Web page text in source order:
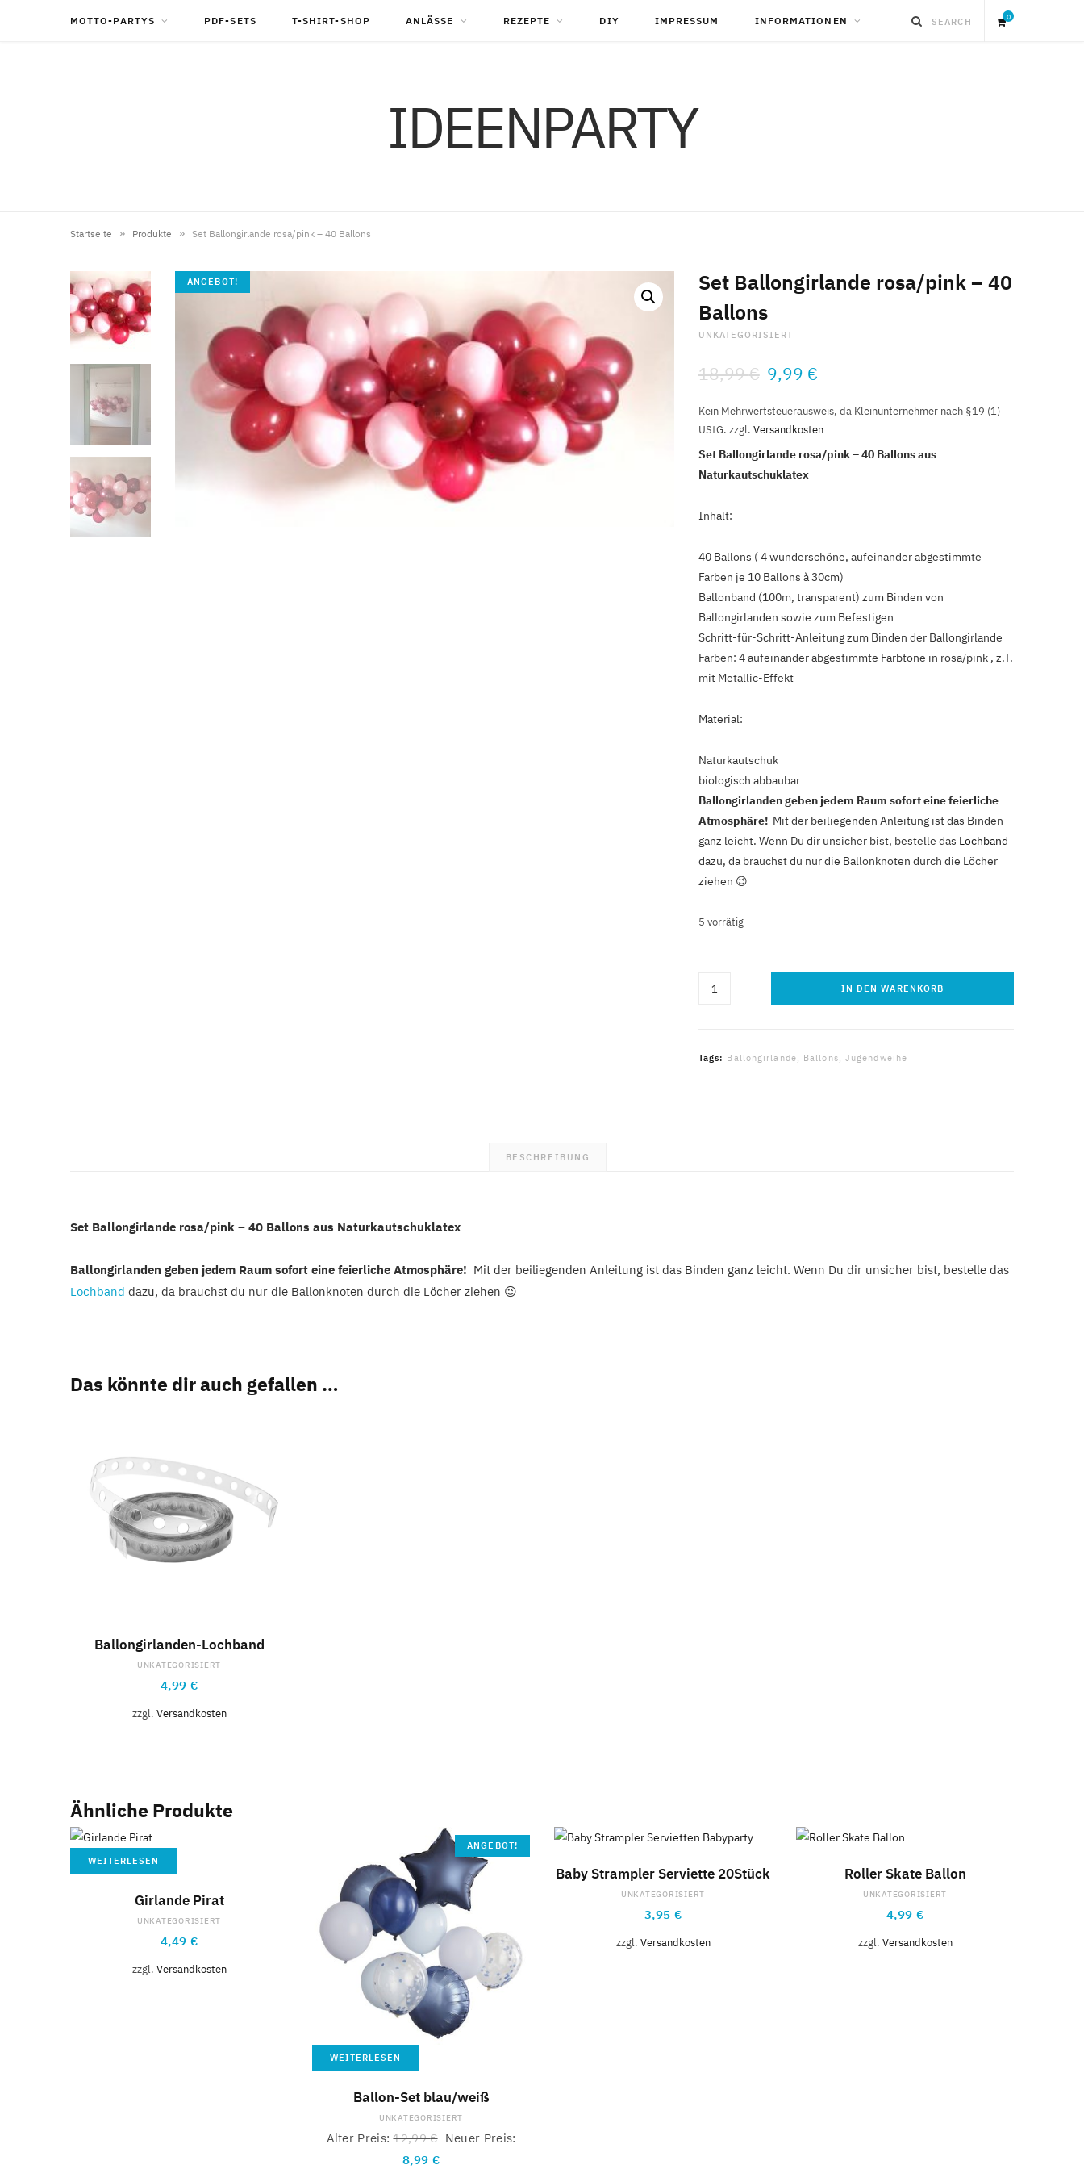
MOTTO-PARTYS PDF-SETS T-SHIRT-SHOP ANLÄSSE REZEPTE DIY IMPRESSUM INFORMATIONEN 0
IDEENPARTY
Startseite » Produkte » Set Ballongirlande rosa/pink – 40 Ballons
ANGEBOT!
Set Ballongirlande rosa/pink – 40
Ballons
UNKATEGORISIERT
18,99€ 9,99 €
Kein Mehrwertsteuerausweis, da Kleinunternehmer nach §19 (1)
UStG. zzgl. Versandkosten
Set Ballongirlande rosa/pink – 40 Ballons aus
Naturkautschuklatex
Inhalt:
40 Ballons ( 4 wunderschöne, aufeinander abgestimmte
Farben je 10 Ballons à 30cm)
Ballonband (100m, transparent) zum Binden von
Ballongirlanden sowie zum Befestigen
Schritt-für-Schritt-Anleitung zum Binden der Ballongirlande
Farben: 4 aufeinander abgestimmte Farbtöne in rosa/pink , z.T.
mit Metallic-Effekt
Material:
Naturkautschuk
biologisch abbaubar
Ballongirlanden geben jedem Raum sofort eine feierliche
Atmosphäre! Mit der beiliegenden Anleitung ist das Binden
ganz leicht. Wenn Du dir unsicher bist, bestelle das Lochband
dazu, da brauchst du nur die Ballonknoten durch die Löcher
ziehen 😉
5 vorrätig
Set
40
IN DEN WARENKORB
Tags: Ballongirlande, Ballons, Jugendweihe
BESCHREIBUNG
Set Ballongirlande rosa/pink – 40 Ballons aus Naturkautschuklatex
Ballongirlanden geben jedem Raum sofort eine feierliche Atmosphäre! Mit der beiliegenden Anleitung ist das Binden ganz leicht. Wenn Du dir unsicher bist, bestelle das
Lochband dazu, da brauchst du nur die Ballonknoten durch die Löcher ziehen 😉
Das könnte dir auch gefallen …
Ballongirlanden-Lochband
UNKATEGORISIERT
4,99 €
zzgl. Versandkosten
Ähnliche Produkte
WEITERLESEN
Girlande Pirat
UNKATEGORISIERT
4,49 €
zzgl. Versandkosten
ANGEBOT!
WEITERLESEN
Ballon-Set blau/weiß
UNKATEGORISIERT
Alter Preis: 12,99€ Neuer Preis:
8,99 €
Baby Strampler Serviette 20Stück
UNKATEGORISIERT
3,95 €
zzgl. Versandkosten
Roller Skate Ballon
UNKATEGORISIERT
4,99 €
zzgl. Versandkosten